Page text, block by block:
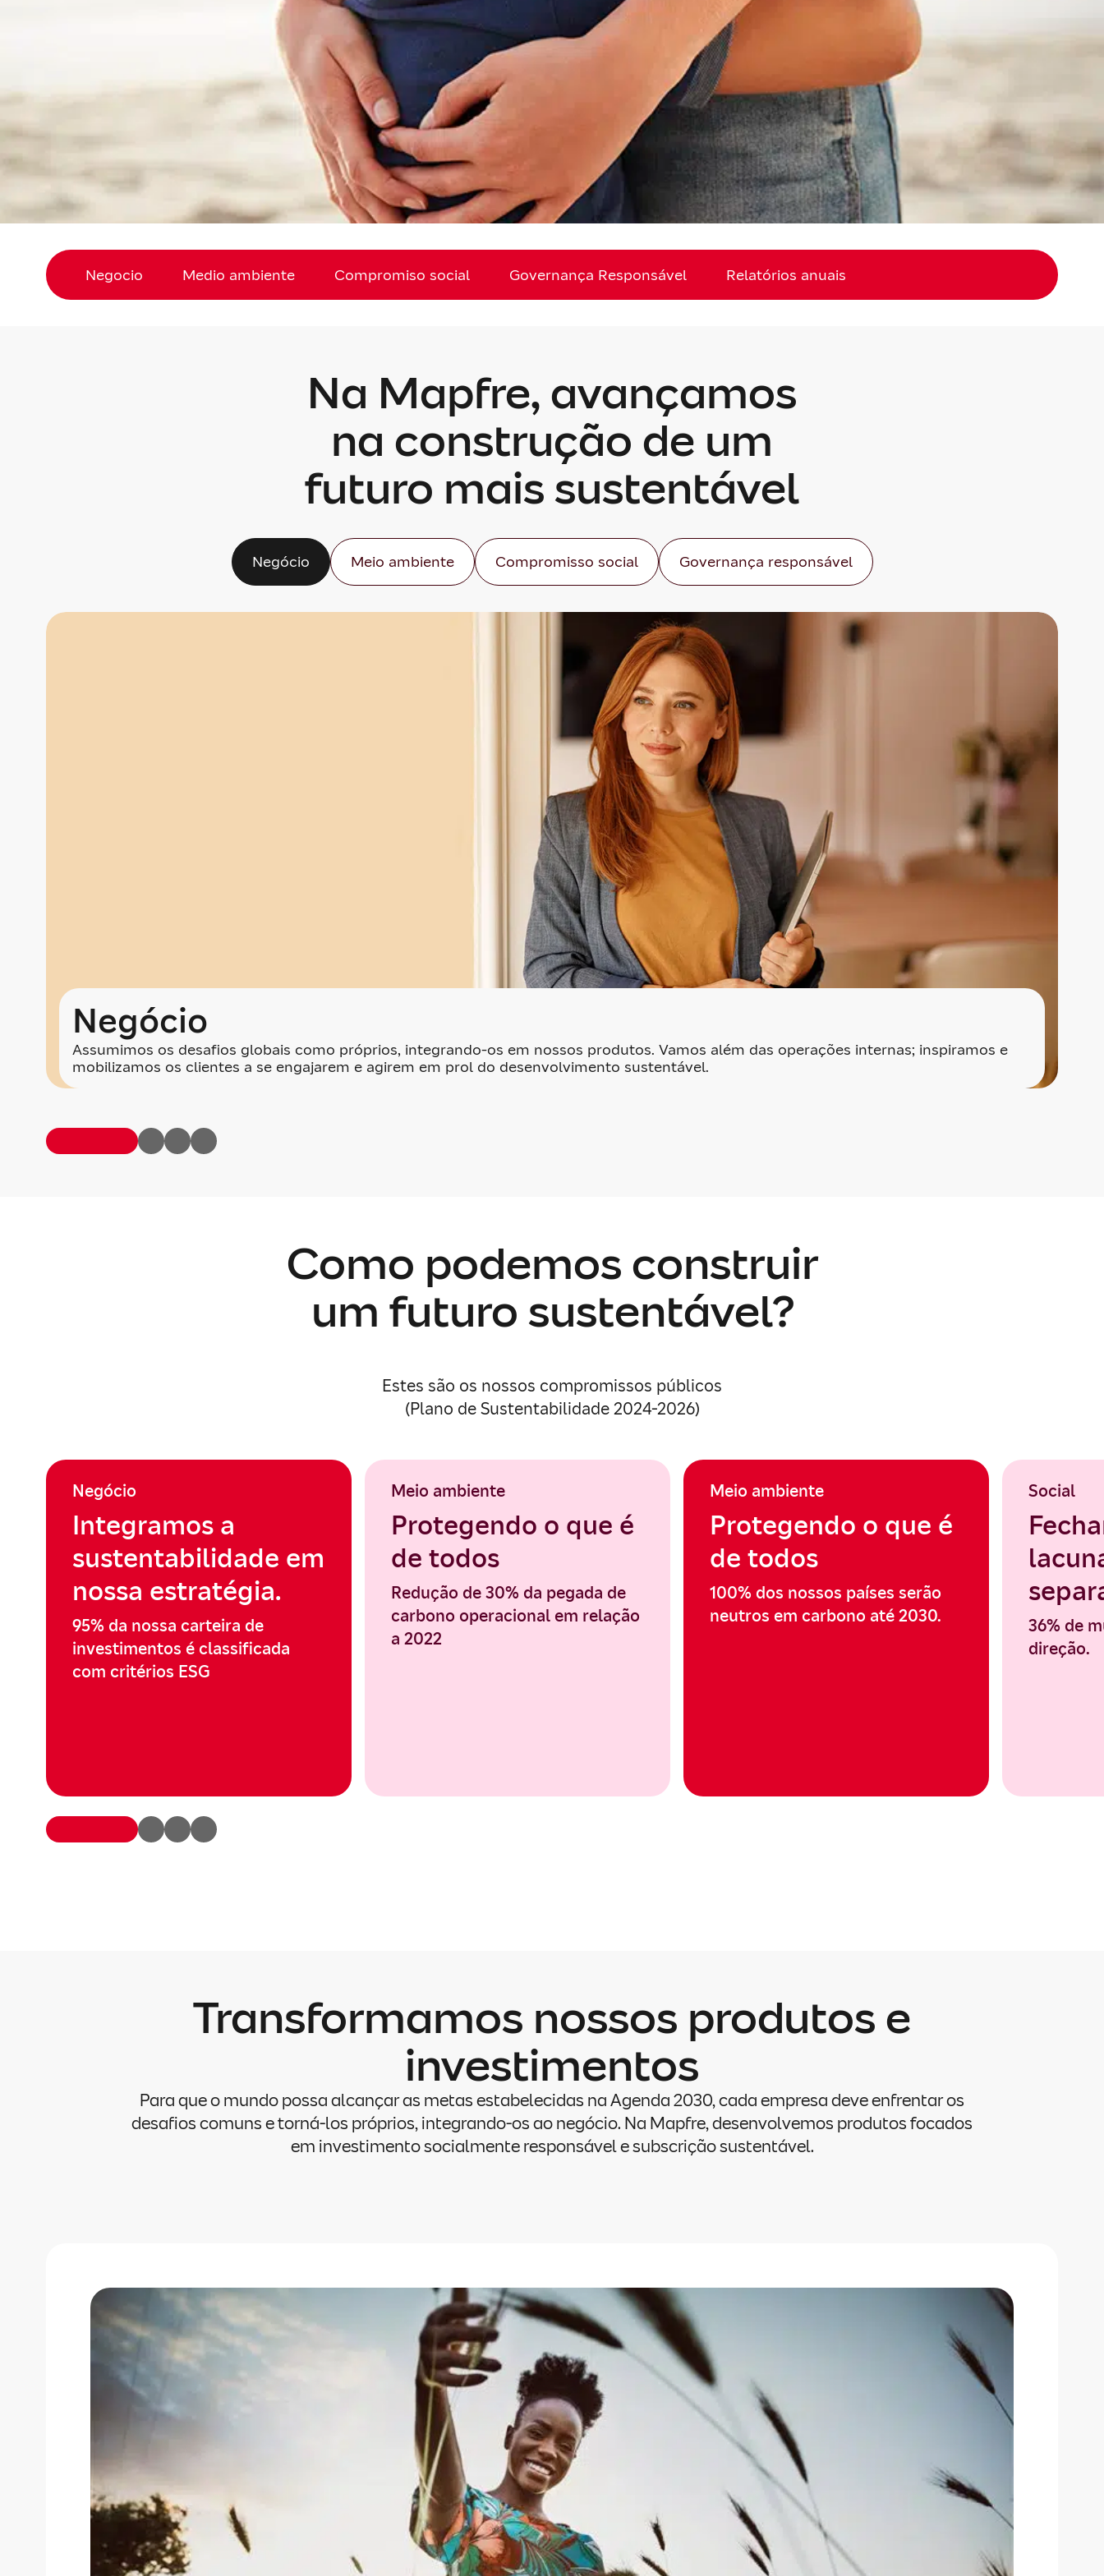
Negocio Medio ambiente Compromiso social Governança Responsável Relatórios anuais
Na Mapfre, avançamos
na construção de um
futuro mais sustentável
Negócio Meio ambiente Compromisso social Governança responsável
Negócio
Assumimos os desafios globais como próprios, integrando-os em nossos produtos. Vamos além das operações internas; inspiramos e
mobilizamos os clientes a se engajarem e agirem em prol do desenvolvimento sustentável.
Como podemos construir
um futuro sustentável?
Estes são os nossos compromissos públicos
(Plano de Sustentabilidade 2024-2026)
Negócio
Integramos a
sustentabilidade em
nossa estratégia.
95% da nossa carteira de
investimentos é classificada
com critérios ESG
Meio ambiente
Protegendo o que é
de todos
Redução de 30% da pegada de
carbono operacional em relação
a 2022
Meio ambiente
Protegendo o que é
de todos
100% dos nossos países serão
neutros em carbono até 2030.
Social
36% de
direção.
Transformamos nossos produtos e
investimentos
Para que o mundo possa alcançar as metas estabelecidas na Agenda 2030, cada empresa deve enfrentar os
desafios comuns e torná-los próprios, integrando-os ao negócio. Na Mapfre, desenvolvemos produtos focados
em investimento socialmente responsável e subscrição sustentável.